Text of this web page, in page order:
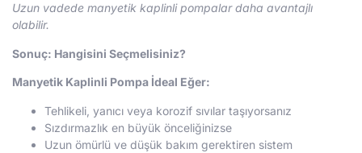
Uzun vadede manyetik kaplinli pompalar daha avantajlı
olabilir.
Sonuç: Hangisini Seçmelisiniz?
Manyetik Kaplinli Pompa İdeal Eğer:
Tehlikeli, yanıcı veya korozif sıvılar taşıyorsanız
Sızdırmazlık en büyük önceliğinizse
Uzun ömürlü ve düşük bakım gerektiren sistem